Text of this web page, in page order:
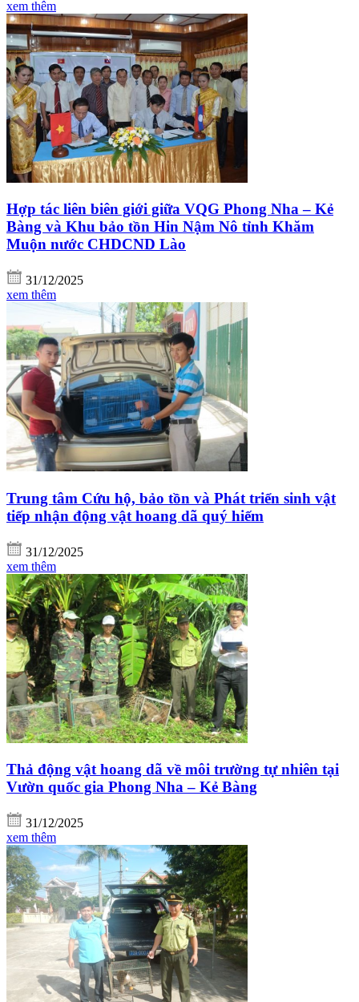
xem thêm
Hợp tác liên biên giới giữa VQG Phong Nha – Kẻ
Bàng và Khu bảo tồn Hin Nậm Nô tỉnh Khăm
Muộn nước CHDCND Lào
31/12/2025
xem thêm
Trung tâm Cứu hộ, bảo tồn và Phát triển sinh vật
tiếp nhận động vật hoang dã quý hiếm
31/12/2025
xem thêm
Thả động vật hoang dã về môi trường tự nhiên tại
Vườn quốc gia Phong Nha – Kẻ Bàng
31/12/2025
xem thêm